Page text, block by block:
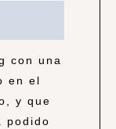
con una
en el
y que
podido